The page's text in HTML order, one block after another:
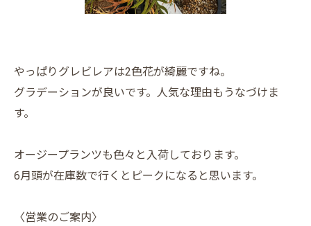
やっぱりグレビレアは2色花が綺麗ですね。
グラデーションが良いです。人気な理由もうなづけま
す。
オージープランツも色々と入荷しております。
6月頭が在庫数で行くとピークになると思います。
〈営業のご案内〉